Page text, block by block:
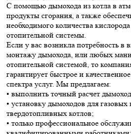
С помощью дымохода из котла в
продукты сгорания, а также
необходимого количества
отопительной системы.
Если у вас возникла потребность
монтажу дымохода, или любых
отопительной системой, то
гарантирует быстрое и
спектра услуг. Мы предлагаем:
• выполнить точный расчет
• установку дымоходов для газовых
твердотопливных котлов;
• только профессиональное